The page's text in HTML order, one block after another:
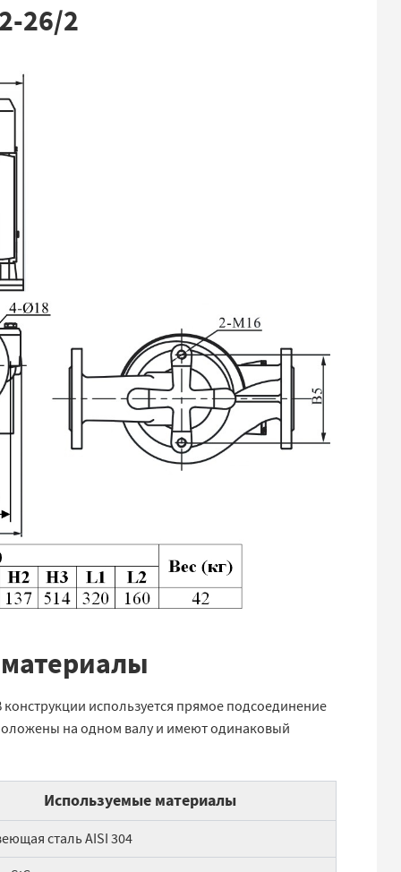
26/2
используется прямое подсоединение
на одном валу и имеют одинаковый
Используемые материалы
сталь AISI 304